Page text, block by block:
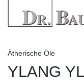
Ätherische Öle
YLANG